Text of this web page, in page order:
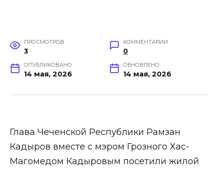
ПРОСМОТРОВ
3
КОММЕНТАРИИ
0
ОПУБЛИКОВАНО
14 мая, 2026
ОБНОВЛЕНО
14 мая, 2026
Глава Чеченской Республики Рамзан
Кадыров вместе с мэром Грозного Хас-
Магомедом Кадыровым посетили жилой